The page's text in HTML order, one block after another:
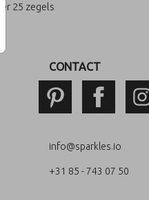
per 25 zegels
CONTACT
info@sparkles.io
+31 85 - 743 07 50